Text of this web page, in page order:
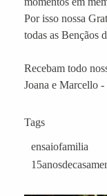
Por isso nossa
todas as Bençãos
Recebam todo
Joana e Marcello
Tags
ensaiofamilia